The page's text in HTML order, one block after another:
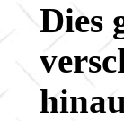
Dies